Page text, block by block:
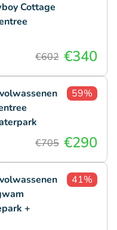
Cottage
€602 €340
59%
€705 €290
+
41%